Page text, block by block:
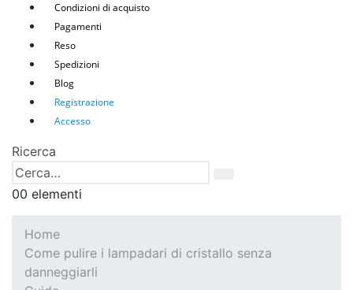
Condizioni di acquisto
Pagamenti
Reso
Spedizioni
Blog
Registrazione
Accesso
Ricerca
00 elementi
Home
Come pulire i lampadari di cristallo senza
danneggiarli